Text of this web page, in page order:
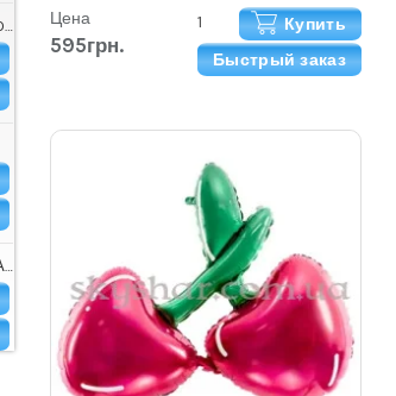
НАБОР ШАРОВ "MARSHMALLOW"
КОРОБКА СЮРПРИЗ С ШАРАМИ "HAPPY B-DAY СТИЛЬНАЯ"
Цена
595грн.
Купить
Быстрый заказ